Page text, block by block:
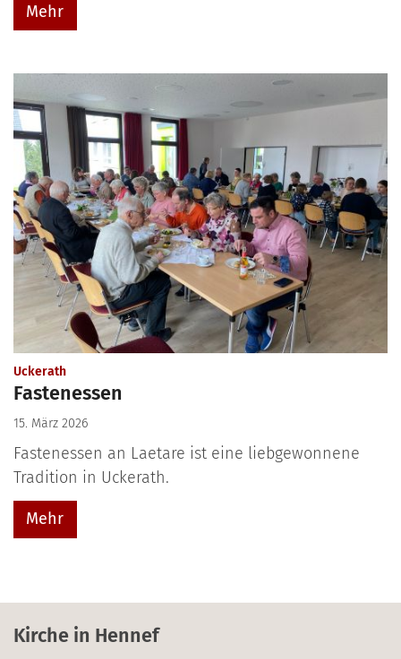
Mehr
Uckerath:
Fastenessen
15. März 2026
Fastenessen an Laetare ist eine liebgewonnene
Tradition in Uckerath.
Mehr
Kirche in Hennef